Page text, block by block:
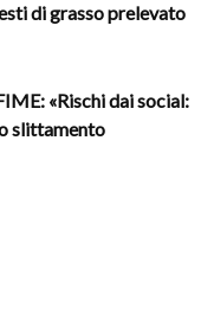
di grasso prelevato
«Rischi dai social:
slittamento